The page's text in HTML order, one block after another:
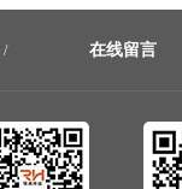
/ 在线留言